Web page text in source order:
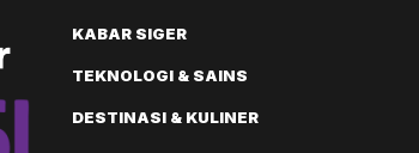
KABAR SIGER
TEKNOLOGI & SAINS
DESTINASI & KULINER